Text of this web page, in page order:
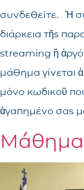
συνδεθείτε. Ἡ
διάρκεια τῆς
streaming ἢ
μάθημα γίνεται
μόνο κωδικοῦ
ἀγαπημένο σας
Mάθημα